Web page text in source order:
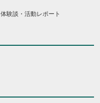
体験談・活動レポート